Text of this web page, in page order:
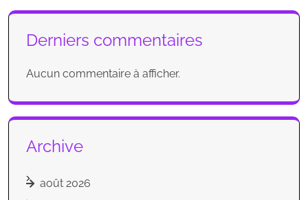
Derniers commentaires
Aucun commentaire à afficher.
Archive
août 2026